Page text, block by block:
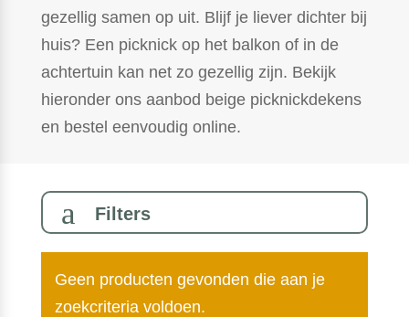
gezellig samen op uit. Blijf je liever dichter bij
huis? Een picknick op het balkon of in de
achtertuin kan net zo gezellig zijn. Bekijk
hieronder ons aanbod beige picknickdekens
en bestel eenvoudig online.
a Filters
Geen producten gevonden die aan je
zoekcriteria voldoen.